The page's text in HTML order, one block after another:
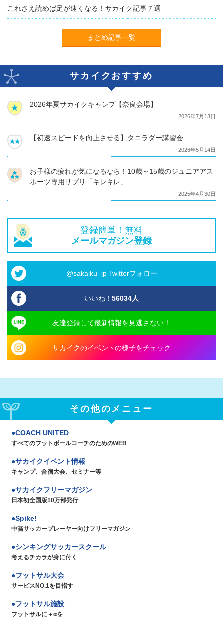
これさえ読めば足が速くなる！サカイク記事７選
まとめ記事一覧
サカイクおすすめ
2026年夏サカイクキャンプ【奈良会場】
2026年7月13日
【初速スピードを向上させる】タニラダー講習会
2026年5月14日
お子様の疲れが気になるなら！10歳～15歳のジュニアアス
ポーツ専用サプリ「キレキレ」
2025年4月30日
登録簡単！無料
メールマガジン登録
@sakaiku_jp Twitterフォロー
いいね！ 56034人
友達登録して最新情報を見逃さない！
サカイクのイベントの様子をチェック
その他のメニュー
COACH UNITED
すべてのフットボールコーチのためのWEB
サカイクイベント情報
キャンプ、合宿大会、セミナー等
サカイクフリーマガジン
日本初全国版10万部発行
Spike!
中高サッカープレーヤー向けフリーマガジン
シンキングサッカースクール
考えるチカラが身に付く
フットサル大会
サービスNO.1を目指す
フットサル施設
フットサルに＋αを